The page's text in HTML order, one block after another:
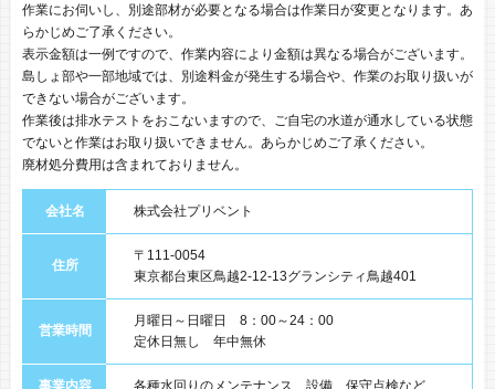
作業にお伺いし、別途部材が必要となる場合は作業日が変更となります。あ
らかじめご了承ください。
表示金額は一例ですので、作業内容により金額は異なる場合がございます。
島しょ部や一部地域では、別途料金が発生する場合や、作業のお取り扱いが
できない場合がございます。
作業後は排水テストをおこないますので、ご自宅の水道が通水している状態
でないと作業はお取り扱いできません。あらかじめご了承ください。
廃材処分費用は含まれておりません。
会社名 株式会社プリベント
住所
〒111-0054
東京都台東区鳥越2-12-13グランシティ鳥越401
営業時間
月曜日～日曜日 8：00～24：00
定休日無し 年中無休
事業内容 各種水回りのメンテナンス、設備、保守点検など